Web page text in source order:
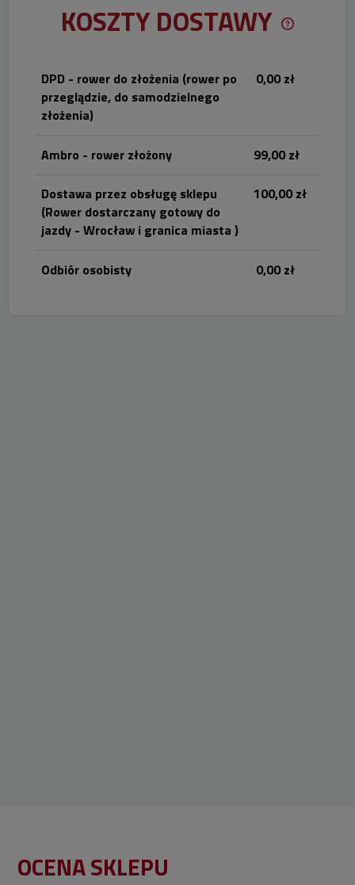
KOSZTY DOSTAWY
DPD - rower do złożenia (rower po
przeglądzie, do samodzielnego
złożenia)
0,00 zł
Ambro - rower złożony 99,00 zł
Dostawa przez obsługę sklepu
(Rower dostarczany gotowy do
jazdy - Wrocław i granica miasta )
100,00 zł
Odbiór osobisty 0,00 zł
OCENA SKLEPU